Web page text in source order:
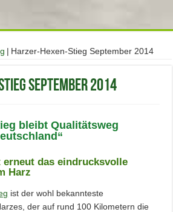
| Harzer-Hexen-Stieg September 2014
September 2014
bleibt Qualitätsweg
das eindrucksvolle
Harz
ist der wohl bekannteste
der auf rund 100 Kilometern die